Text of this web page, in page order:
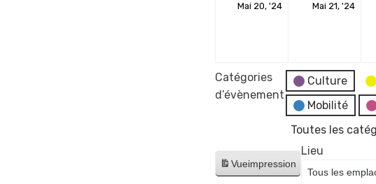
Mai 20, '24 Mai 21, '24
Catégories
d’évènement
Culture
Mobilité
Toutes les
Vueimpression
Lieu